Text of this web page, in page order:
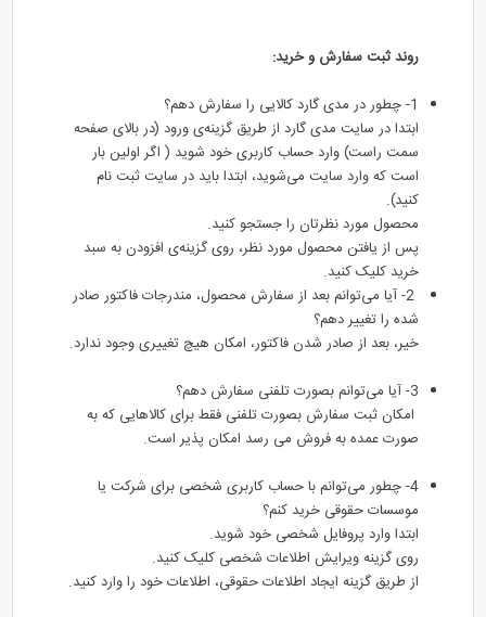
روند ثبت سفارش و خرید:
1- چطور در مدی گارد کالایی را سفارش دهم؟
ابتدا در سایت مدی گارد از طریق گزینه‌ی ورود (در بالای صفحه
سمت راست) وارد حساب کاربری خود شوید ( اگر اولین بار
است که وارد سایت می‌شوید، ابتدا باید در سایت ثبت نام
کنید).
محصول مورد نظرتان را جستجو کنید.
پس از یافتن محصول مورد نظر، روی گزینه‌ی افزودن به سبد
خرید کلیک کنید.
2- آیا می‌توانم بعد از سفارش محصول، مندرجات فاکتور صادر
شده را تغییر دهم؟
خیر، بعد از صادر شدن فاکتور، امکان هیچ تغییری وجود ندارد.
3- آیا می‌توانم بصورت تلفنی سفارش دهم؟
امکان ثبت سفارش بصورت تلفنی فقط برای کالاهایی که به
صورت عمده به فروش می رسد امکان پذیر است.
4- چطور می‌توانم با حساب کاربری شخصی برای شرکت یا
موسسات حقوقی خرید کنم؟
ابتدا وارد پروفایل شخصی خود شوید.
روی گزینه ویرایش اطلاعات شخصی کلیک کنید.
از طریق گزینه ایجاد اطلاعات حقوقی، اطلاعات خود را وارد کنید.